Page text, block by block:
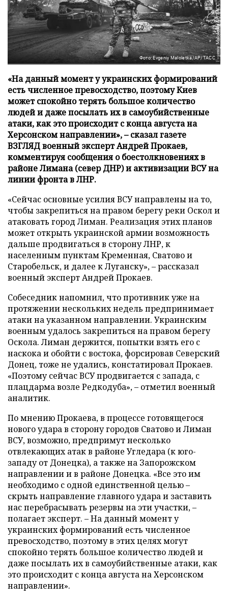
Фото: Evgeniy Maloletka/AP/ТАСС
«На данный момент у украинских формирований
есть численное превосходство, поэтому Киев
может спокойно терять большое количество
людей и даже посылать их в самоубийственные
атаки, как это происходит с конца августа на
Херсонском направлении», – сказал газете
ВЗГЛЯД военный эксперт Андрей Прокаев,
комментируя сообщения о боестолкновениях в
районе Лимана (север ДНР) и активизации ВСУ на
линии фронта в ЛНР.
«Сейчас основные усилия ВСУ направлены на то,
чтобы закрепиться на правом берегу реки Оскол и
атаковать город Лиман. Реализация этих планов
может открыть украинской армии возможность
дальше продвигаться в сторону ЛНР, к
населенным пунктам Кременная, Сватово и
Старобельск, и далее к Луганску», – рассказал
военный эксперт Андрей Прокаев.
Собеседник напомнил, что противник уже на
протяжении нескольких недель предпринимает
атаки на указанном направлении. Украинским
военным удалось закрепиться на правом берегу
Оскола. Лиман держится, попытки взять его с
наскока и обойти с востока, форсировав Северский
Донец, тоже не удались, констатировал Прокаев.
«Поэтому сейчас ВСУ продвигается с запада, с
плацдарма возле Редкодуба», – отметил военный
аналитик.
По мнению Прокаева, в процессе готовящегося
нового удара в сторону городов Сватово и Лиман
ВСУ, возможно, предпримут несколько
отвлекающих атак в районе Угледара (к юго-
западу от Донецка), а также на Запорожском
направлении и в районе Донецка. «Все это им
необходимо с одной единственной целью –
скрыть направление главного удара и заставить
нас перебрасывать резервы на эти участки, –
полагает эксперт. – На данный момент у
украинских формирований есть численное
превосходство, поэтому в этих целях могут
спокойно терять большое количество людей и
даже посылать их в самоубийственные атаки, как
это происходит с конца августа на Херсонском
направлении».